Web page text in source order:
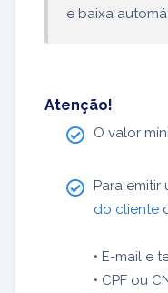
e baixa
Atenção!
O valor
Para emitir
do cliente
• E-mail e
• CPF ou